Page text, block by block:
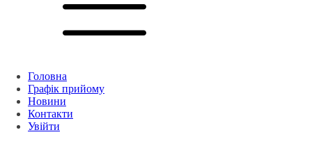
Головна
Графік прийому
Новини
Контакти
Увійти